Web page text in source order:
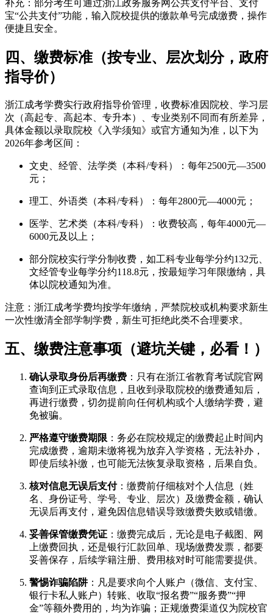
补充：部分考生可通过浙江政务服务网公共支付平台、支付
宝“公共支付”功能，输入院校提供的缴款单号完成缴费，操作
便捷且安全。
四、缴费标准（按专业、层次划分，政府
指导价）
浙江成考学费实行政府指导价管理，收费标准因院校、学习层
次（高起专、高起本、专升本）、专业类别不同而有所差异，
具体金额以录取院校《入学须知》或官方通知为准，以下为
2026年参考区间：
文史、经管、法学类（本科/专科）：每年2500元—3500
元；
理工、外语类（本科/专科）：每年2800元—4000元；
医学、艺术类（本科/专科）：收费较高，每年4000元—
6000元及以上；
部分院校实行学分制收费，如工科专业每学分约132元、
文经管专业每学分约118.8元，按最短学习年限缴纳，具
体以院校通知为准。
注意：浙江成考学费均按学年缴纳，严禁院校或机构要求新生
一次性缴清全部学制学费，新生可拒绝此类不合理要求。
五、缴费注意事项（避坑关键，必看！）
确认录取身份后再缴费 ：只有在浙江省教育考试院官网
查询到正式录取信息，且收到录取院校的缴费通知后，
再进行缴费，切勿提前向任何机构或个人缴纳学费，避
免被骗。
严格遵守缴费期限 ：务必在院校规定的缴费起止时间内
完成缴费，逾期未缴将视为放弃入学资格，无法补办，
即使后续补缴，也可能无法恢复录取资格，后果自负。
核对信息无误后支付：缴费前仔细核对个人信息（姓
名、身份证号、学号、专业、层次）及缴费金额，确认
无误后再支付，避免因信息错误导致缴费失败或错缴。
妥善保管缴费凭证 ：缴费完成后，无论是电子截图、网
上缴费回执，还是银行汇款回单、现场缴费发票，都要
妥善保存，后续学籍注册、费用核对时可能需要提供。
警惕诈骗陷阱：凡是要求向个人账户（微信、支付宝、
银行卡私人账户）转账、收取“报名费”“服务费”“押
金”等额外费用的，均为诈骗；正规缴费渠道仅为院校官